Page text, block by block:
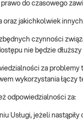
do czasowego
jakichkolwiek
czynności
nie będzie
za
wykorzystania
odpowiedzialności za:
Usługi, jeżeli